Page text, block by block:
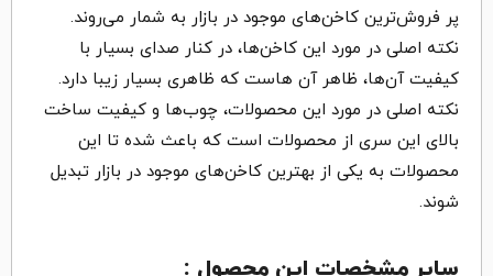
پر فروش‌ترین کاخن‌های موجود در بازار به شمار می‌روند.
نکته اصلی در مورد این کاخن‌ها، در کنار صدای بسیار با
کیفیت آن‌ها، ظاهر آن هاست که ظاهری بسیار زیبا دارد.
نکته اصلی در مورد این محصولات، چوب‌ها و کیفیت ساخت
بالای این سری از محصولات است که باعث شده تا این
محصولات به یکی از بهترین کاخن‌های موجود در بازار تبدیل
شوند.
سایر مشخصات این محصول :